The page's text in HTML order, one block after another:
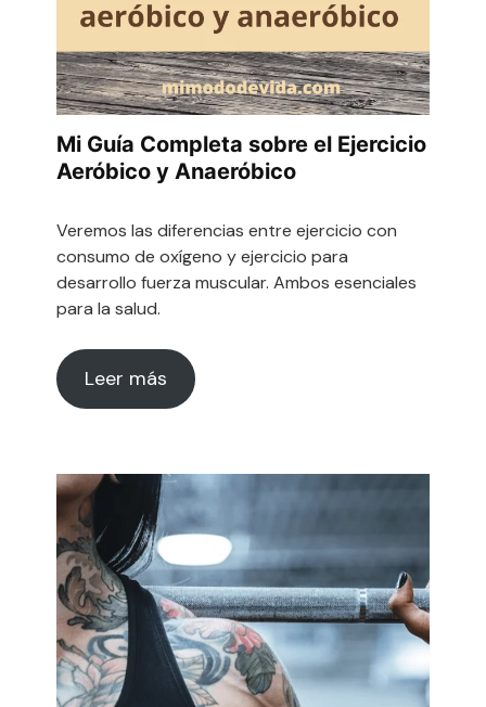
Mi Guía Completa sobre el Ejercicio
Aeróbico y Anaeróbico
Veremos las diferencias entre ejercicio con
consumo de oxígeno y ejercicio para
desarrollo fuerza muscular. Ambos esenciales
para la salud.
Leer más